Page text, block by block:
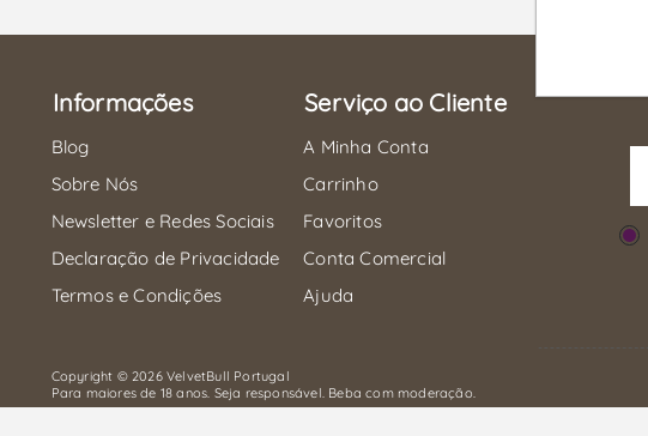
Informações
Blog
Sobre Nós
Newsletter e Redes Sociais
Declaração de Privacidade
Termos e Condições
Serviço ao Cliente
A Minha Conta
Carrinho
Favoritos
Conta Comercial
Ajuda
Copyright © 2026 VelvetBull Portugal
Para maiores de 18 anos. Seja responsável. Beba com moderação.